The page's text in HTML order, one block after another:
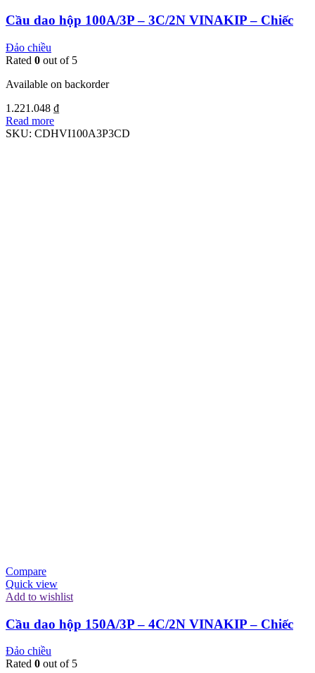
Cầu dao hộp 100A/3P – 3C/2N VINAKIP – Chiếc
Đảo chiều
Rated 0 out of 5
Available on backorder
1.221.048 ₫
Read more
SKU: CDHVI100A3P3CD
Compare
Quick view
Add to wishlist
Cầu dao hộp 150A/3P – 4C/2N VINAKIP – Chiếc
Đảo chiều
Rated 0 out of 5